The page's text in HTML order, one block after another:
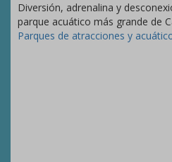
Diversión, adrenalina y
parque acuático más grande de
Parques de atracciones y